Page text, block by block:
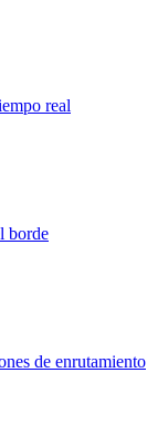
real
borde
de enrutamiento